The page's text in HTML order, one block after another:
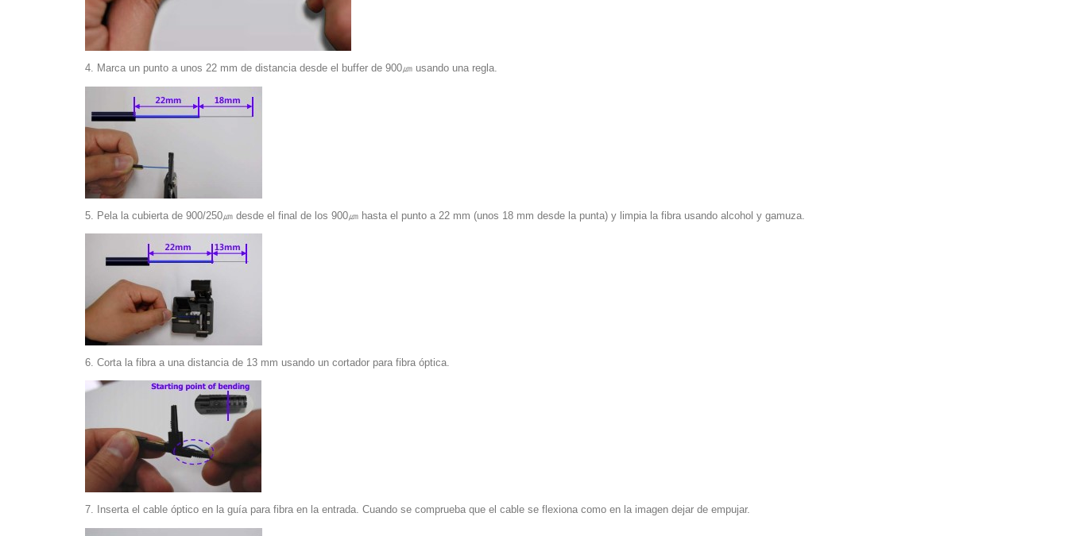
4. Marca un punto a unos 22 mm de distancia desde el buffer de 900㎛ usando una regla.
5. Pela la cubierta de 900/250㎛ desde el final de los 900㎛ hasta el punto a 22 mm (unos 18 mm desde la punta) y limpia la fibra usando alcohol y gamuza.
6. Corta la fibra a una distancia de 13 mm usando un cortador para fibra óptica.
7. Inserta el cable óptico en la guía para fibra en la entrada. Cuando se comprueba que el cable se flexiona como en la imagen dejar de empujar.